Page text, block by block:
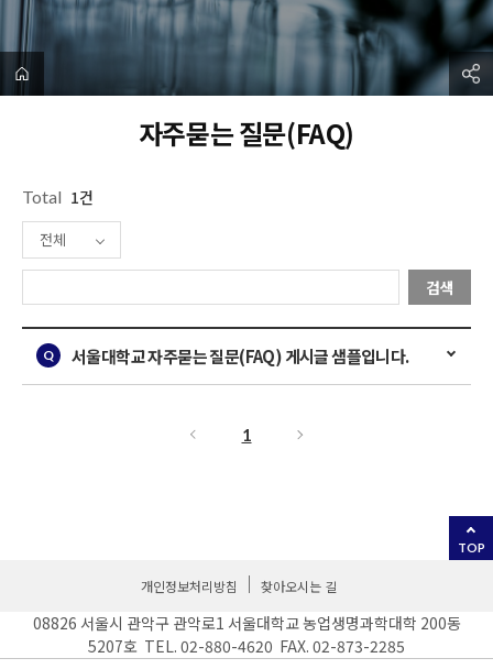
자주묻는 질문(FAQ)
Total 1건
전체
검색
서울대학교 자주묻는 질문(FAQ) 게시글 샘플입니다.
1
TOP
개인정보처리방침 찾아오시는 길
08826 서울시 관악구 관악로1 서울대학교 농업생명과학대학 200동
5207호 TEL. 02-880-4620 FAX. 02-873-2285